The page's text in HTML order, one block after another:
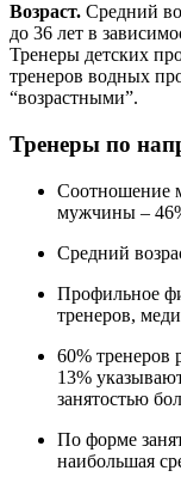
Возраст. Средний
до 36 лет в
Тренеры детских
тренеров водных
“возрастными”.
Тренеры по
Соотношение
мужчины –
Средний
Профильное
тренеров,
60% тренеров
13%
занятостью
По форме
наибольшая